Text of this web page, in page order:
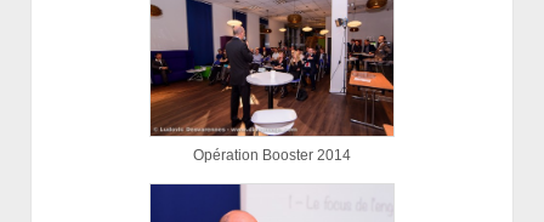
Opération Booster 2014